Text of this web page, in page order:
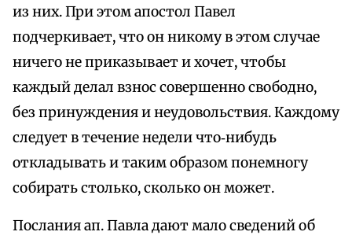
из них. При этом апостол Павел
подчеркивает, что он никому в этом случае
ничего не приказывает и хочет, чтобы
каждый делал взнос совершенно свободно,
без принуждения и неудовольствия. Каждому
следует в течение недели что‑нибудь
откладывать и таким образом понемногу
собирать столько, сколько он может.
Послания ап. Павла дают мало сведений об